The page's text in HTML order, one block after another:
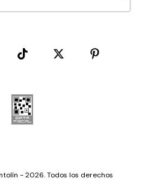
- 2026. Todos los derechos